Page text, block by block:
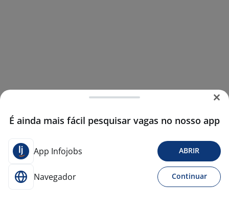
É ainda mais fácil pesquisar vagas no nosso app
App Infojobs ABRIR
Navegador Continuar